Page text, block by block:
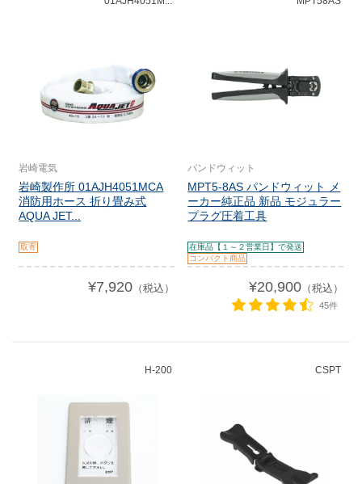
岩崎電気
岩崎製作所 01AJH4051MCA
消防用ホース 折り畳み式
AQUA JET...
取寄
¥7,920（税込）
パンドウィット
MPT5-8AS パンドウィット メ
ーカー純正品 新品 モジュラー
プラグ圧着工具
在庫品【１～２営業日】で発送
コンパクト商品
¥20,900（税込）
45件
H-200 CSPT